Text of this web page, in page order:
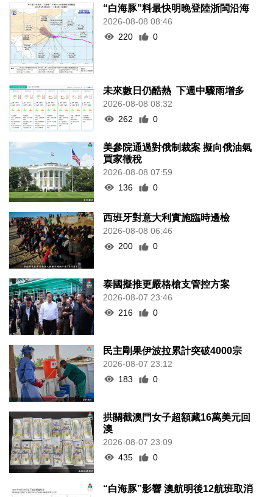
“白海豚”料最快明晚登陸浙閩沿海
2026-08-08 08:46
220
0
未來數日仍酷熱 下週中驟雨增多
2026-08-08 08:32
262
0
美參院通過對俄制裁案 擬向俄油氣
買家徵稅
2026-08-08 07:59
136
0
西班牙對意大利實施臨時邊檢
2026-08-08 06:46
200
0
泰國擬推更嚴格槍支管控方案
2026-08-07 23:46
216
0
民主剛果伊波拉累計突破4000宗
2026-08-07 23:12
183
0
拱關截澳門女子超額藏16萬美元回
澳
2026-08-07 23:09
435
0
“白海豚”影響 澳航明後12航班取消